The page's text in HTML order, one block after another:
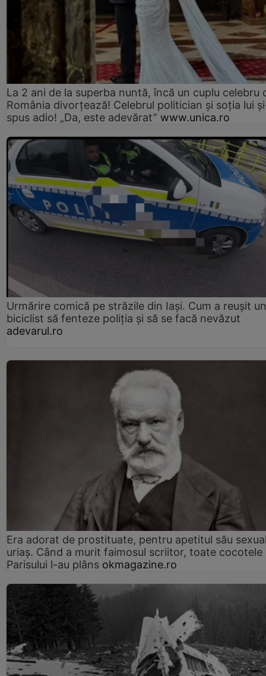
La 2 ani de la superba nuntă, încă un cuplu celebru
România divorțează! Celebrul politician și soția lui
spus adio! „Da, este adevărat” www.unica.ro
Urmărire comică pe străzile din Iași. Cum a reușit un
biciclist să fenteze poliția și să se facă nevăzut
adevarul.ro
Era adorat de prostituate, pentru apetitul său
uriaș. Când a murit faimosul scriitor, toate cocotele
Parisului l-au plâns okmagazine.ro